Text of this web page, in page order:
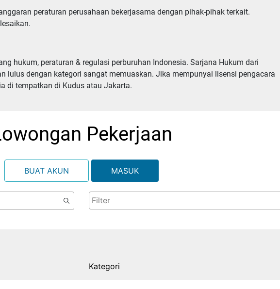
peraturan perusahaan bekerjasama dengan pihak-pihak terkait.
hukum, peraturan & regulasi perburuhan Indonesia. Sarjana Hukum dari
lulus dengan kategori sangat memuaskan. Jika mempunyai lisensi pengacara
di tempatkan di Kudus atau Jakarta.
Pekerjaan
BUAT AKUN MASUK
Kategori